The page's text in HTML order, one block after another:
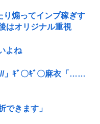
り煽ってインプ稼ぎす
はオリジナル重視
よね
」ｷﾞ〇ｷﾞ〇麻衣「……
できます」